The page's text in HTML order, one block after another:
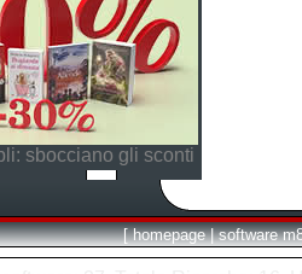
sbocciano gli sconti
[ homepage | software